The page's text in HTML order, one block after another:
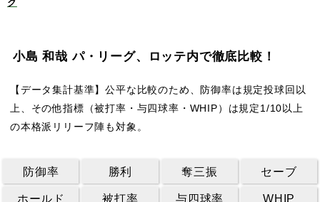
ク
小島 和哉 パ・リーグ、ロッテ内で徹底比較！
【データ集計基準】公平な比較のため、防御率は規定投球回以
上、その他指標（被打率・与四球率・WHIP）は規定1/10以上
の本格派リリーフ陣も対象。
防御率 勝利 奪三振 セーブ
ホールド 被打率 与四球率 WHIP